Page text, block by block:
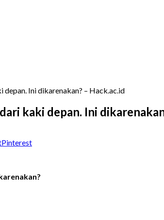
Ini dikarenakan? – Hack.ac.id
kaki depan. Ini
Pinterest